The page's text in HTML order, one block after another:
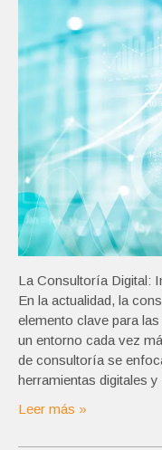
La Consultoría Digital:
En la actualidad, la
elemento clave para
un entorno cada vez
de consultoría se
herramientas digitales
Leer más »